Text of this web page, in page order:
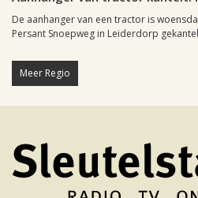
De aanhanger van een tractor is
Persant Snoepweg in Leiderdorp
Meer Regio